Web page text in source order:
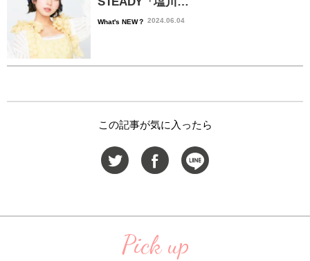
What's NEW？ 2024.06.04
この記事が気に入ったら
Pick up